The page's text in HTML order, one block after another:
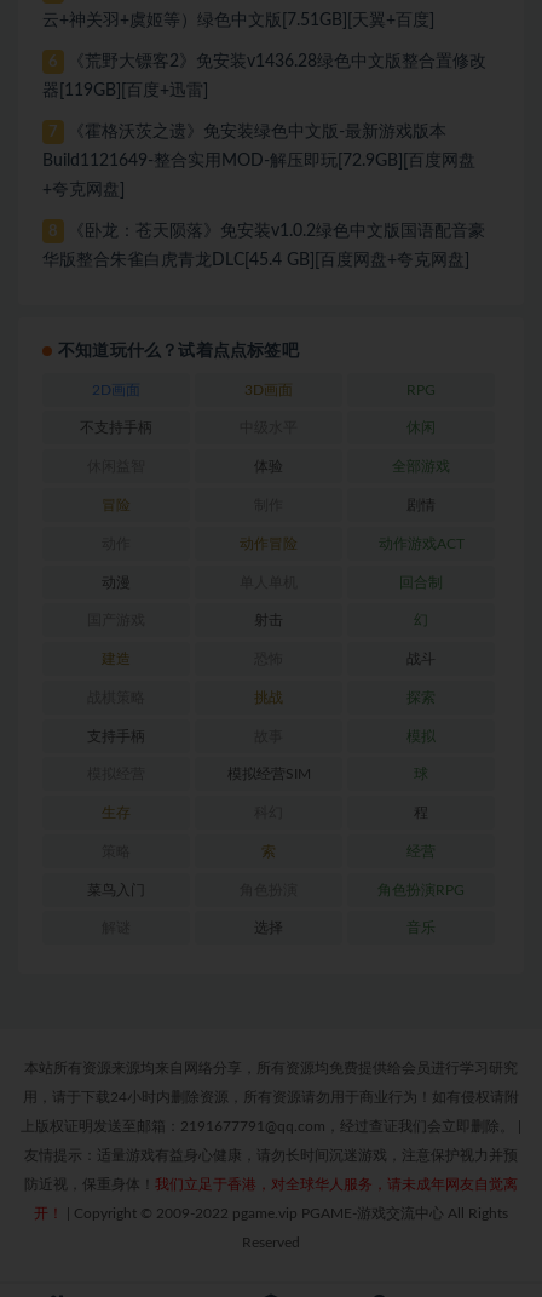
云+神关羽+虞姬等）绿色中文版[7.51GB][天翼+百度]
6
《荒野大镖客2》免安装v1436.28绿色中文版整合置修改
器[119GB][百度+迅雷]
7
《霍格沃茨之遗》免安装绿色中文版-最新游戏版本
Build1121649-整合实用MOD-解压即玩[72.9GB][百度网盘
+夸克网盘]
8
《卧龙：苍天陨落》免安装v1.0.2绿色中文版国语配音豪
华版整合朱雀白虎青龙DLC[45.4 GB][百度网盘+夸克网盘]
不知道玩什么？试着点点标签吧
2D画面 3D画面 RPG
不支持手柄 休闲
体验 全部游戏
冒险 剧情
动作冒险 动作游戏ACT
动漫 回合制
射击 幻
建造 战斗
挑战 探索
支持手柄 模拟
模拟经营SIM 球
生存 程
索 经营
菜鸟入门 角色扮演RPG
选择 音乐
本站所有资源来源均来自网络分享，所有资源均免费提供给会员进行学习研究
用，请于下载24小时内删除资源，所有资源请勿用于商业行为！如有侵权请附
上版权证明发送至邮箱：2191677791@qq.com，经过查证我们会立即删除。
友情提示：适量游戏有益身心健康，请勿长时间沉迷游戏，注意保护视力并预
防近视，保重身体！ 我们立足于香港，对全球华人服务，请未成年网友自觉离
开！
Copyright © 2009-2022 pgame.vip PGAME-游戏交流中心 All Rights
Reserved